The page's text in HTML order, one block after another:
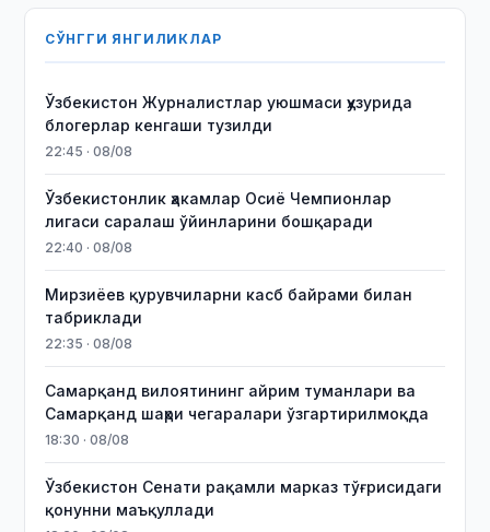
СЎНГГИ ЯНГИЛИКЛАР
Ўзбекистон Журналистлар уюшмаси ҳузурида
блогерлар кенгаши тузилди
22:45 · 08/08
Ўзбекистонлик ҳакамлар Осиё Чемпионлар
лигаси саралаш ўйинларини бошқаради
22:40 · 08/08
Мирзиёев қурувчиларни касб байрами билан
табриклади
22:35 · 08/08
Самарқанд вилоятининг айрим туманлари ва
Самарқанд шаҳри чегаралари ўзгартирилмоқда
18:30 · 08/08
Ўзбекистон Сенати рақамли марказ тўғрисидаги
қонунни маъқуллади